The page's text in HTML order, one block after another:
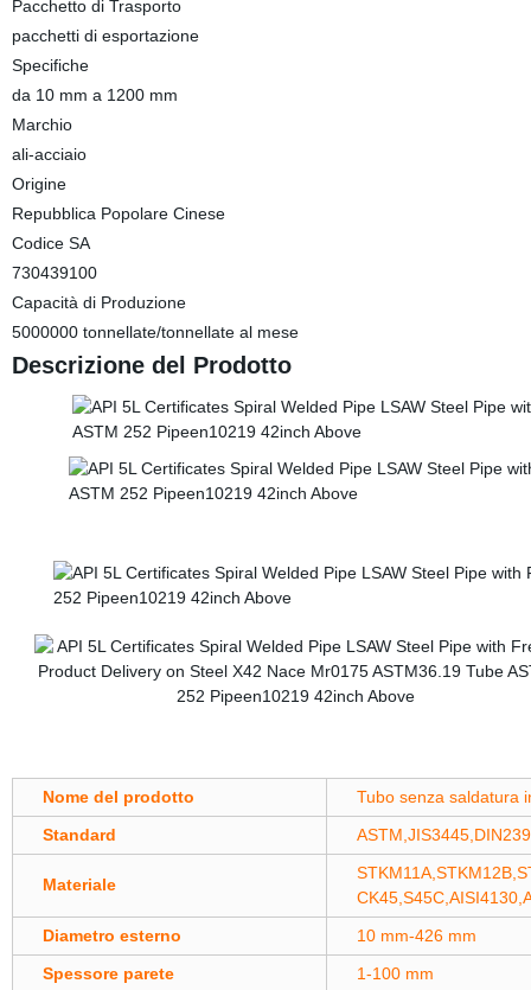
Pacchetto di Trasporto
pacchetti di esportazione
Specifiche
da 10 mm a 1200 mm
Marchio
ali-acciaio
Origine
Repubblica Popolare Cinese
Codice SA
730439100
Capacità di Produzione
5000000 tonnellate/tonnellate al mese
Descrizione del Prodotto
Nome del prodotto
Tubo senza saldatura
Standard
Materiale
Diametro esterno
10 mm-426 mm
Spessore parete
1-100 mm